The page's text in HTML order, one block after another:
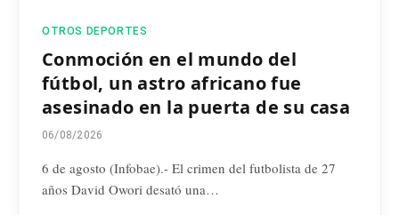
OTROS DEPORTES
Conmoción en el mundo del
fútbol, un astro africano fue
asesinado en la puerta de su casa
06/08/2026
6 de agosto (Infobae).- El crimen del futbolista de 27
años David Owori desató una…